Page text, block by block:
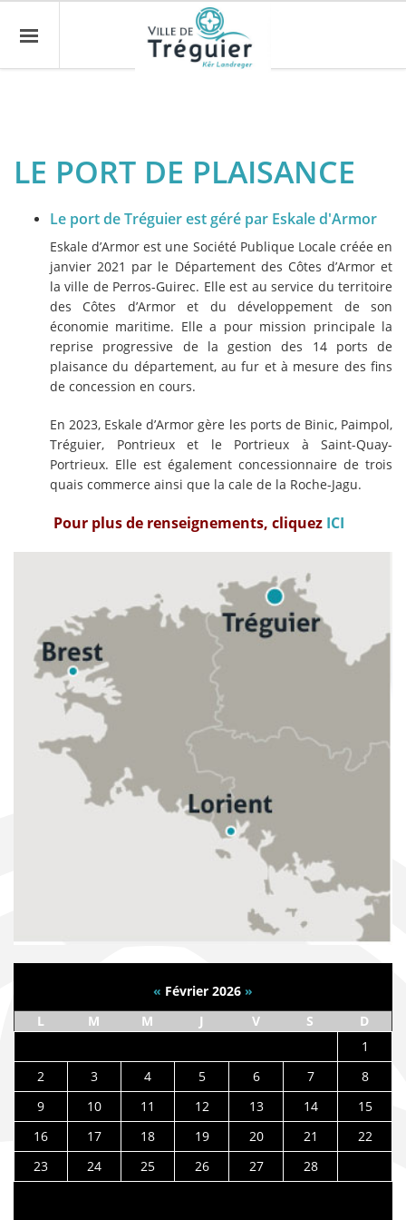
LE PORT DE PLAISANCE
Le port de Tréguier est géré par Eskale d'Armor
Eskale d’Armor est une Société Publique Locale créée en
janvier 2021 par le Département des Côtes d’Armor et
la ville de Perros-Guirec. Elle est au service du territoire
des Côtes d’Armor et du développement de son
économie maritime. Elle a pour mission principale la
reprise progressive de la gestion des 14 ports de
plaisance du département, au fur et à mesure des fins
de concession en cours.
En 2023, Eskale d’Armor gère les ports de Binic, Paimpol,
Tréguier, Pontrieux et le Portrieux à Saint-Quay-
Portrieux. Elle est également concessionnaire de trois
quais commerce ainsi que la cale de la Roche-Jagu.
Pour plus de renseignements, cliquez ICI
« Février 2026 »
L
M M J V S
D
1
2
3 4 5 6 7
8
9
10 11 12 13 14
15
16
17 18 19 20 21
22
23
24 25 26 27 28